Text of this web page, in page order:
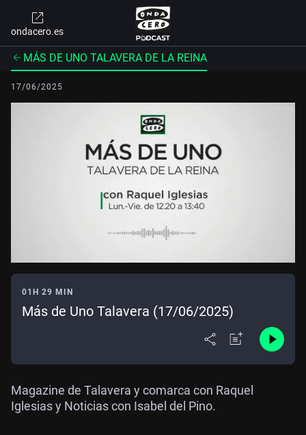
ondacero.es
MÁS DE UNO TALAVERA DE LA REINA
17/06/2025
01H 29 MIN
Más de Uno Talavera (17/06/2025)
Magazine de Talavera y comarca con Raquel
Iglesias y Noticias con Isabel del Pino.